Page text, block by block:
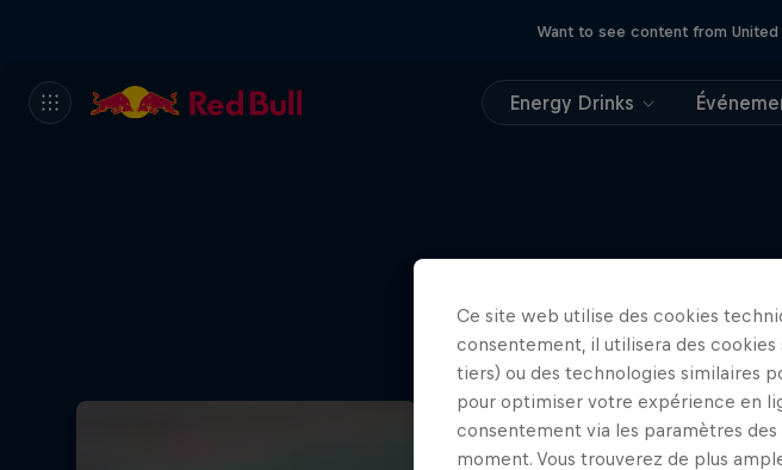
Want to see content from
Energy Drinks
J'EN
Ce site web utilise des cookies
consentement, il utilisera des
tiers) ou des technologies similaires
pour optimiser votre expérience en
consentement via les paramètres
moment. Vous trouverez de plus